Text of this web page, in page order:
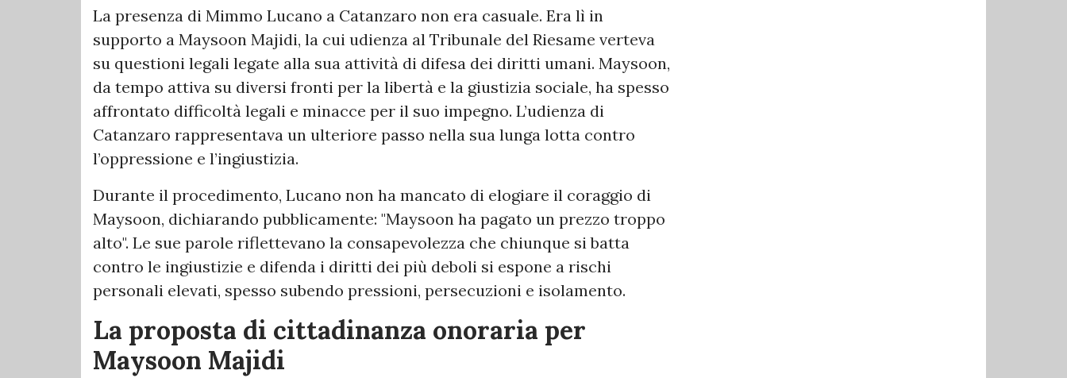
La presenza di Mimmo Lucano a Catanzaro non era casuale. Era lì in
supporto a Maysoon Majidi, la cui udienza al Tribunale del Riesame verteva
su questioni legali legate alla sua attività di difesa dei diritti umani. Maysoon,
da tempo attiva su diversi fronti per la libertà e la giustizia sociale, ha spesso
affrontato difficoltà legali e minacce per il suo impegno. L’udienza di
Catanzaro rappresentava un ulteriore passo nella sua lunga lotta contro
l’oppressione e l’ingiustizia.
Durante il procedimento, Lucano non ha mancato di elogiare il coraggio di
Maysoon, dichiarando pubblicamente: "Maysoon ha pagato un prezzo troppo
alto". Le sue parole riflettevano la consapevolezza che chiunque si batta
contro le ingiustizie e difenda i diritti dei più deboli si espone a rischi
personali elevati, spesso subendo pressioni, persecuzioni e isolamento.
La proposta di cittadinanza onoraria per
Maysoon Majidi